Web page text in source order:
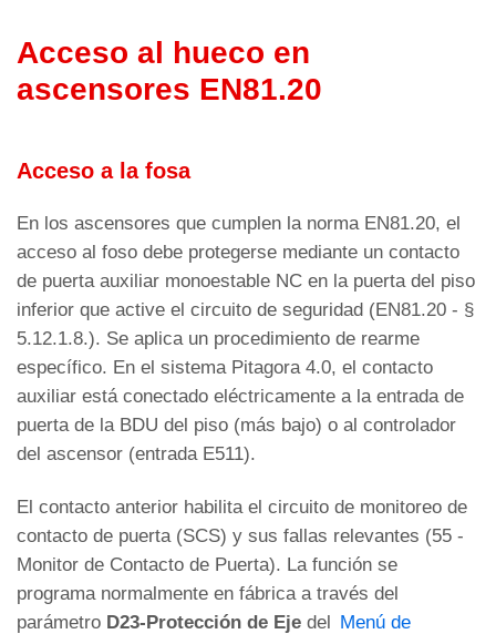
Acceso al hueco en
ascensores EN81.20
Acceso a la fosa
En los ascensores que cumplen la norma EN81.20, el
acceso al foso debe protegerse mediante un contacto
de puerta auxiliar monoestable NC en la puerta del piso
inferior que active el circuito de seguridad (EN81.20 - §
5.12.1.8.). Se aplica un procedimiento de rearme
específico. En el sistema Pitagora 4.0, el contacto
auxiliar está conectado eléctricamente a la entrada de
puerta de la BDU del piso (más bajo) o al controlador
del ascensor (entrada E511).
El contacto anterior habilita el circuito de monitoreo de
contacto de puerta (SCS) y sus fallas relevantes (55 -
Monitor de Contacto de Puerta). La función se
programa normalmente en fábrica a través del
parámetro D23-Protección de Eje del Menú de